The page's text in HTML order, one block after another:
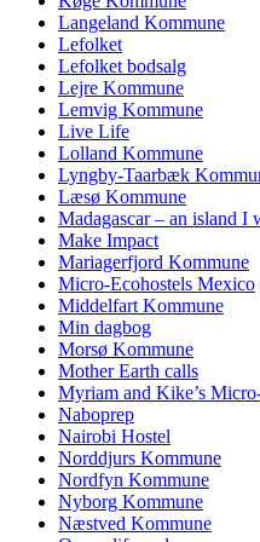
Langeland Kommune
Lefolket
Lefolket bodsalg
Lejre Kommune
Lemvig Kommune
Live Life
Lolland Kommune
Lyngby-Taarbæk
Læsø Kommune
Madagascar – an island I
Make Impact
Mariagerfjord Kommune
Micro-Ecohostels Mexico
Middelfart Kommune
Min dagbog
Morsø Kommune
Mother Earth calls
Myriam and Kike’s
Naboprep
Nairobi Hostel
Norddjurs Kommune
Nordfyn Kommune
Nyborg Kommune
Næstved Kommune